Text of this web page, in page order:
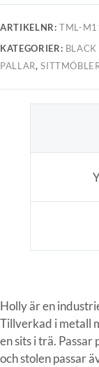
ARTIKELNR:TML-
KATEGORIER:
PALLAR,
Holly är en
Tillverkad i metall
en sits i trä.
och stolen passar